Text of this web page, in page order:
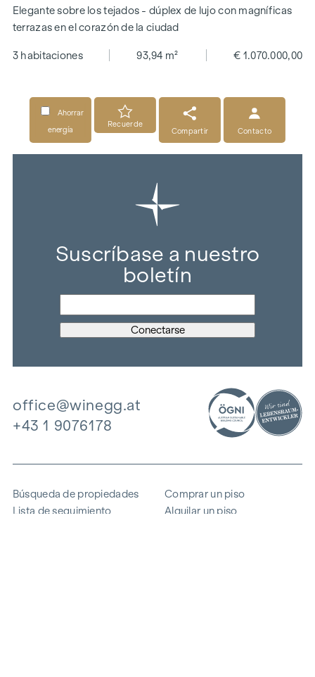
Elegante sobre los tejados - dúplex de lujo con magníficas
terrazas en el corazón de la ciudad
3 habitaciones 93,94 m² € 1.070.000,00
Ahorrar
energía
Recuerde
Compartir
Contacto
Suscríbase a nuestro
boletín
office@winegg.at
+43 1 9076178
Búsqueda de propiedades
Lista de seguimiento
Comprar un piso
Alquilar un piso